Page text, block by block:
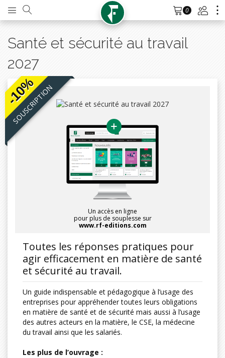
0
Santé et sécurité au travail
2027
SOUSCRIPTION
-10%
Un accès en ligne
pour plus de souplesse sur
www.rf-editions.com
Toutes les réponses pratiques pour
agir efficacement en matière de santé
et sécurité au travail.
Un guide indispensable et pédagogique à l’usage des
entreprises pour appréhender toutes leurs obligations
en matière de santé et de sécurité mais aussi à l’usage
des autres acteurs en la matière, le CSE, la médecine
du travail ainsi que les salariés.
Les plus de l’ouvrage :